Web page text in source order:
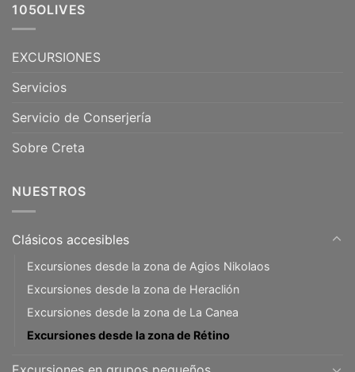
105OLIVES
EXCURSIONES
Servicios
Servicio de Conserjería
Sobre Creta
NUESTROS
Clásicos accesibles
Excursiones desde la zona de Agios Nikolaos
Excursiones desde la zona de Heraclión
Excursiones desde la zona de La Canea
Excursiones desde la zona de Rétino